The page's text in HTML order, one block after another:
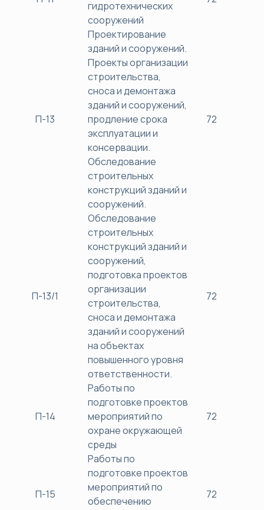
гидротехнических
сооружений
П-13
Проектирование
зданий и сооружений.
Проекты организации
строительства,
сноса и демонтажа
зданий и сооружений,
продление срока
эксплуатации и
консервации.
Обследование
строительных
конструкций зданий и
сооружений.
72
П-13/1
Обследование
строительных
конструкций зданий и
сооружений,
подготовка проектов
организации
строительства,
сноса и демонтажа
зданий и сооружений
на объектах
повышенного уровня
ответственности.
72
П-14
Работы по
подготовке проектов
мероприятий по
охране окружающей
среды
72
П-15
Работы по
подготовке проектов
мероприятий по
обеспечению
72